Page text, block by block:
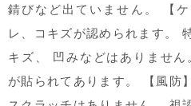
錆びなど出ていません。 【
レ、コキズが認められます。
キズ、 凹みなどはありませ
が貼られてあります。 【風防